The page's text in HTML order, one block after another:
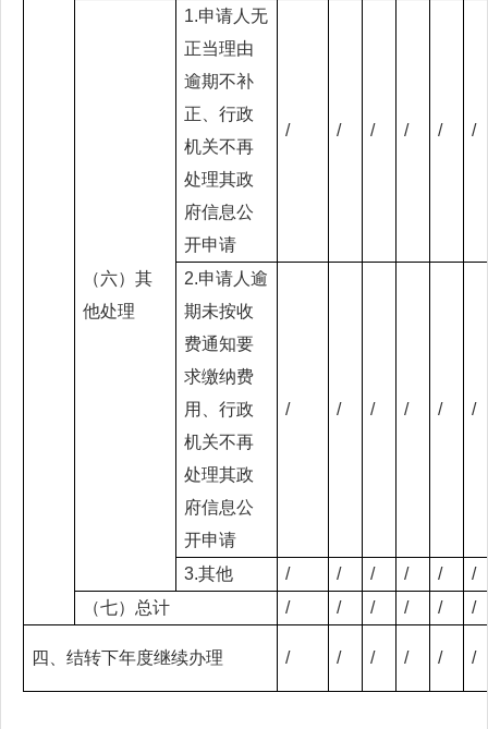
（六）其
他处理
1.申请人无
正当理由
逾期不补
正、行政
机关不再
处理其政
府信息公
开申请
/ / / / / /
2.申请人逾
期未按收
费通知要
求缴纳费
用、行政
机关不再
处理其政
府信息公
开申请
/ / / / / /
3.其他 / / / / /
/
（七）总计
/ / / / / /
四、结转下年度继续办理 / / / / / /